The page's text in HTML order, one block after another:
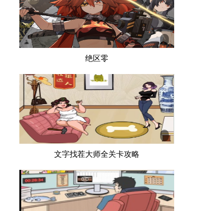
绝区零
文字找茬大师全关卡攻略